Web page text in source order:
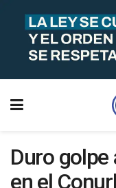
Duro
en el